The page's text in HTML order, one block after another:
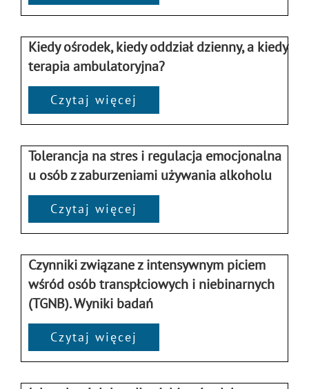
Kiedy ośrodek, kiedy oddział dzienny, a kiedy
terapia ambulatoryjna?
Czytaj więcej
Tolerancja na stres i regulacja emocjonalna
u osób z zaburzeniami używania alkoholu
Czytaj więcej
Czynniki związane z intensywnym piciem
wśród osób transpłciowych i niebinarnych
(TGNB). Wyniki badań
Czytaj więcej